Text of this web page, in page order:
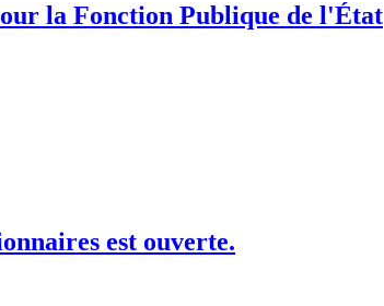
la Fonction Publique de l'État
est ouverte.